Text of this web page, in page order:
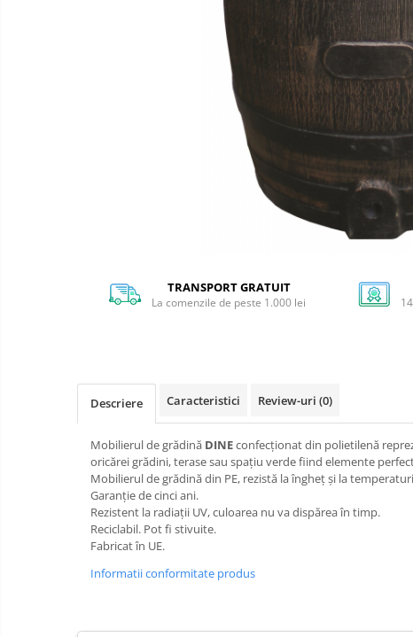
Fose
septice
Stații
epurare
TRANSPORT GRATUIT
La comenzile de peste 1.000 lei
Descriere Caracteristici Review-uri (0)
Mobilierul de grădină DINEconfecționat din polietilenă
oricărei grădini, terase sau spațiu verde fiind elemente
Mobilierul de grădină din PE, rezistă la îngheț și la
Garanție de cinci ani.
Rezistent la radiații UV, culoarea nu va dispărea în timp.
Reciclabil. Pot fi stivuite.
Fabricat în UE.
Informatii conformitate produs